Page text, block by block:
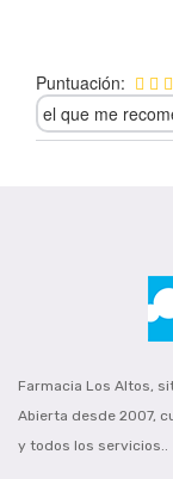
Puntuación:
el que me
Farmacia Los Altos,
Abierta desde 2007,
y todos los servicios..